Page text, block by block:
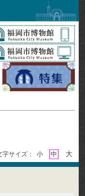
字サイズ： 小 中 大